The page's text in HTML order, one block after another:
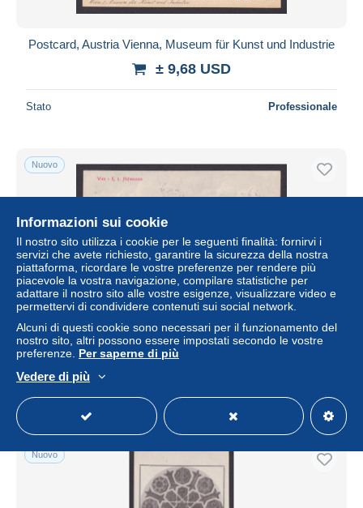
Postcard, Austria Vienna, Museum für Kunst und Industrie
± 9,68 USD
Stato Professionale
Nuovo
Postcard, Austria Vienna, Hofmuseum
± 9,68 USD
Stato Professionale
Nuovo
Informazioni sui cookie
Il nostro sito utilizza i cookie per le seguenti finalità: fornirvi i
servizi che avete richiesto, garantire la sicurezza della nostra
piattaforma, ricordare le vostre preferenze per rendere più
piacevole la vostra navigazione, compilare statistiche per
adattare il nostro sito alle vostre esigenze, visualizzare video e
permettervi di condividere contenuti sui social network.
Alcuni di questi cookie sono necessari per il funzionamento del
nostro sito, altri possono essere impostati secondo le vostre
preferenze. Per saperne di più
Vedere di più